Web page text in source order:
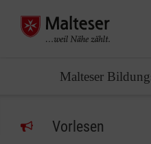
Malteser
Vorlesen